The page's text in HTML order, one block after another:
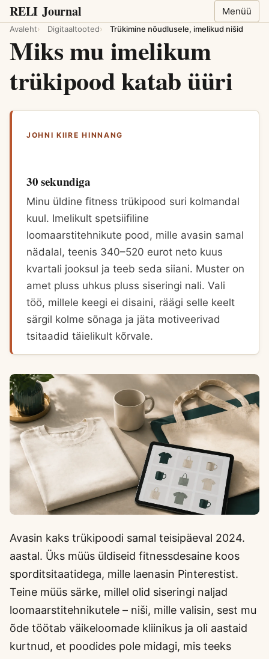
RELI Journal Menüü
Avaleht Digitaaltooted Trükimine nõudlusele, imelikud nišid
Miks mu imelikum
trükipood katab üüri
JOHNI KIIRE HINNANG
30 sekundiga
Minu üldine fitness trükipood suri kolmandal
kuul. Imelikult spetsiifiline
loomaarstitehnikute pood, mille avasin samal
nädalal, teenis 340–520 eurot neto kuus
kvartali jooksul ja teeb seda siiani. Muster on
amet pluss uhkus pluss siseringi nali. Vali
töö, millele keegi ei disaini, räägi selle keelt
särgil kolme sõnaga ja jäta motiveerivad
tsitaadid täielikult kõrvale.
Avasin kaks trükipoodi samal teisipäeval 2024.
aastal. Üks müüs üldiseid fitnessdesaine koos
sporditsitaatidega, mille laenasin Pinterestist.
Teine müüs särke, millel olid siseringi naljad
loomaarstitehnikutele – niši, mille valisin, sest mu
õde töötab väikeloomade kliinikus ja oli aastaid
kurtnud, et poodides pole midagi, mis teeks